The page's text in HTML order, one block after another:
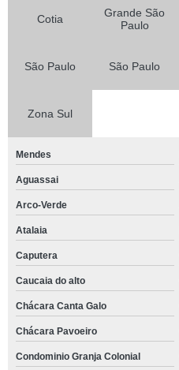
Cotia
Grande São
Paulo
São Paulo São Paulo
Zona Sul
Mendes
Aguassai
Arco-Verde
Atalaia
Caputera
Caucaia do alto
Chácara Canta Galo
Chácara Pavoeiro
Condominio Granja Colonial